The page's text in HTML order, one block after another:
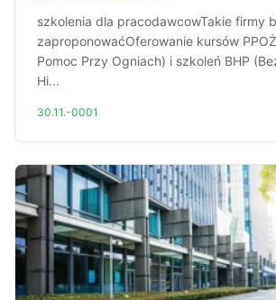
szkolenia dla pracodawcowTakie firmy
zaproponowaćOferowanie kursów
Pomoc Przy Ogniach) i szkoleń BHP
Hi...
30.11.-0001